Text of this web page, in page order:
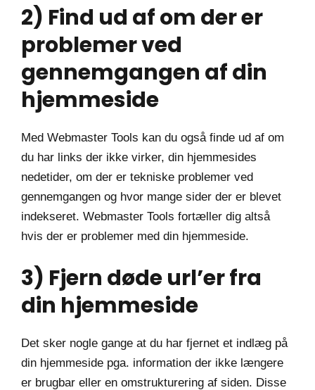
2) Find ud af om der er
problemer ved
gennemgangen af din
hjemmeside
Med Webmaster Tools kan du også finde ud af om
du har links der ikke virker, din hjemmesides
nedetider, om der er tekniske problemer ved
gennemgangen og hvor mange sider der er blevet
indekseret. Webmaster Tools fortæller dig altså
hvis der er problemer med din hjemmeside.
3) Fjern døde url’er fra
din hjemmeside
Det sker nogle gange at du har fjernet et indlæg på
din hjemmeside pga. information der ikke længere
er brugbar eller en omstrukturering af siden. Disse